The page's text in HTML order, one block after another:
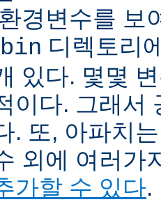
경변수를 보
디렉토리
있다. 몇몇
이다. 그래서
. 또, 아파치
외에 여러가
가할 수 있다.